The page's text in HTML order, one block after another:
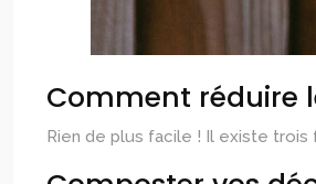
Comment réduire
Rien de plus facile ! Il existe trois